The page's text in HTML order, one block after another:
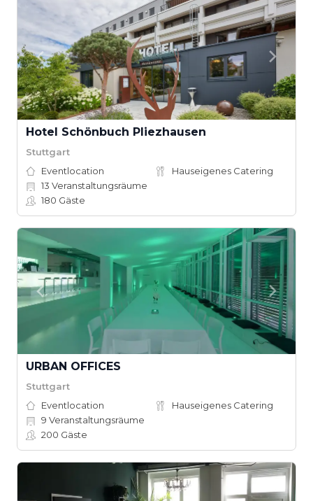
Hotel Schönbuch Pliezhausen
Stuttgart
Eventlocation
Hauseigenes Catering
13 Veranstaltungsräume
180 Gäste
URBAN OFFICES
Stuttgart
Eventlocation
Hauseigenes Catering
9 Veranstaltungsräume
200 Gäste